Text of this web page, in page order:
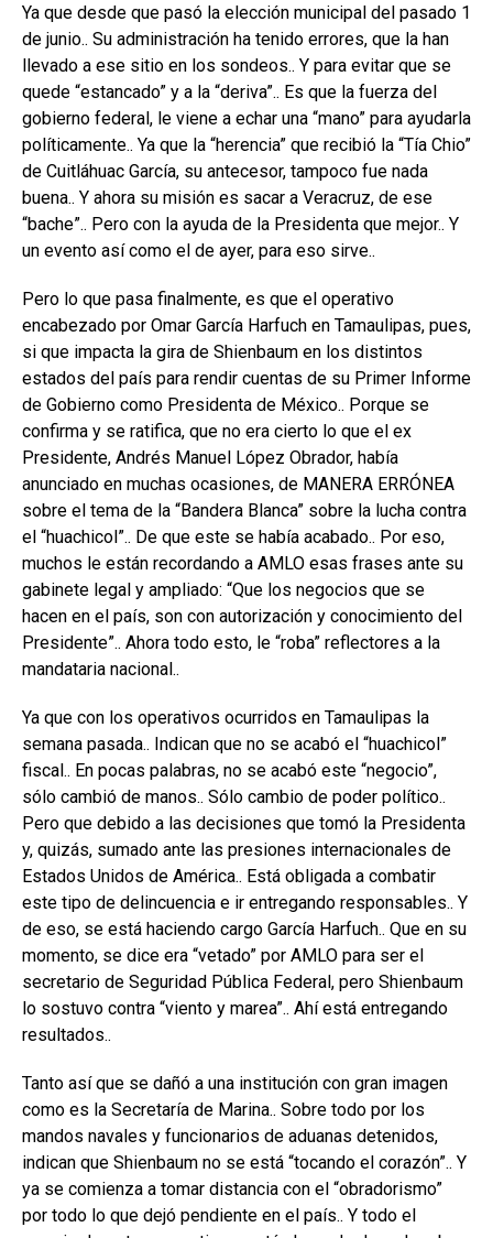
Ya que desde que pasó la elección municipal del pasado 1
de junio.. Su administración ha tenido errores, que la han
llevado a ese sitio en los sondeos.. Y para evitar que se
quede “estancado” y a la “deriva”.. Es que la fuerza del
gobierno federal, le viene a echar una “mano” para ayudarla
políticamente.. Ya que la “herencia” que recibió la “Tía Chio”
de Cuitláhuac García, su antecesor, tampoco fue nada
buena.. Y ahora su misión es sacar a Veracruz, de ese
“bache”.. Pero con la ayuda de la Presidenta que mejor.. Y
un evento así como el de ayer, para eso sirve..
Pero lo que pasa finalmente, es que el operativo
encabezado por Omar García Harfuch en Tamaulipas, pues,
si que impacta la gira de Shienbaum en los distintos
estados del país para rendir cuentas de su Primer Informe
de Gobierno como Presidenta de México.. Porque se
confirma y se ratifica, que no era cierto lo que el ex
Presidente, Andrés Manuel López Obrador, había
anunciado en muchas ocasiones, de MANERA ERRÓNEA
sobre el tema de la “Bandera Blanca” sobre la lucha contra
el “huachicol”.. De que este se había acabado.. Por eso,
muchos le están recordando a AMLO esas frases ante su
gabinete legal y ampliado: “Que los negocios que se
hacen en el país, son con autorización y conocimiento del
Presidente”.. Ahora todo esto, le “roba” reflectores a la
mandataria nacional..
Ya que con los operativos ocurridos en Tamaulipas la
semana pasada.. Indican que no se acabó el “huachicol”
fiscal.. En pocas palabras, no se acabó este “negocio”,
sólo cambió de manos.. Sólo cambio de poder político..
Pero que debido a las decisiones que tomó la Presidenta
y, quizás, sumado ante las presiones internacionales de
Estados Unidos de América.. Está obligada a combatir
este tipo de delincuencia e ir entregando responsables.. Y
de eso, se está haciendo cargo García Harfuch.. Que en su
momento, se dice era “vetado” por AMLO para ser el
secretario de Seguridad Pública Federal, pero Shienbaum
lo sostuvo contra “viento y marea”.. Ahí está entregando
resultados..
Tanto así que se dañó a una institución con gran imagen
como es la Secretaría de Marina.. Sobre todo por los
mandos navales y funcionarios de aduanas detenidos,
indican que Shienbaum no se está “tocando el corazón”.. Y
ya se comienza a tomar distancia con el “obradorismo”
por todo lo que dejó pendiente en el país.. Y todo el